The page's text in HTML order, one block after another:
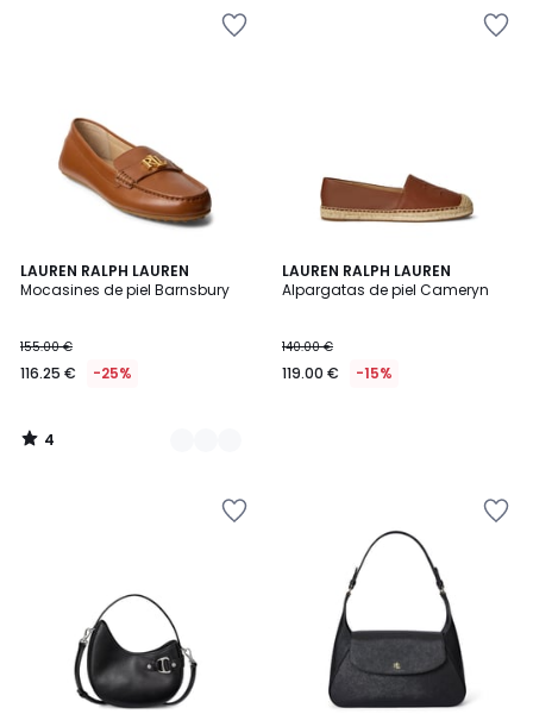
LAUREN RALPH LAUREN
Mocasines de piel Barnsbury
155.00 €
116.25 € -25%
4
/
2
Colores
4
/
LAUREN RALPH LAUREN
Alpargatas de piel Cameryn
140.00 €
119.00 € -15%